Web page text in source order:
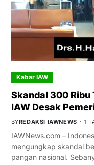
Kabar IAW
Skandal 300 Ribu
IAW Desak
BYREDAKSI IAWNEWS 1
IAWNews.com –
mengungkap skandal
pangan nasional.